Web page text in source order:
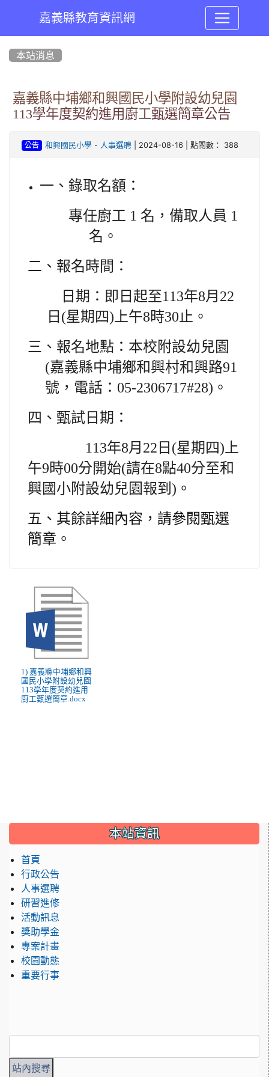
嘉義縣教育資訊網
本站消息
嘉義縣中埔鄉和興國民小學附設幼兒園
113學年度契約進用廚工甄選簡章公告
公告 和興國民小學- 人事選聘| 2024-08-16 | 點閱數： 388
一、錄取名額：
專任廚工 1 名，備取人員 1
名。
二、報名時間：
日期：即日起至113年8月22
日(星期四)上午8時30止。
三、報名地點：本校附設幼兒園
(嘉義縣中埔鄉和興村和興路91
號，電話：05-2306717#28)。
四、甄試日期：
113年8月22日(星期四)上
午9時00分開始(請在8點40分至和
興國小附設幼兒園報到)。
五、其餘詳細內容，請參閱甄選
簡章。
1) 嘉義縣中埔鄉和興
國民小學附設幼兒園
113學年度契約進用
廚工甄選簡章.docx
::: 本站資訊
首頁
行政公告
人事選聘
研習進修
活動訊息
獎助學金
專案計畫
校園動態
重要行事